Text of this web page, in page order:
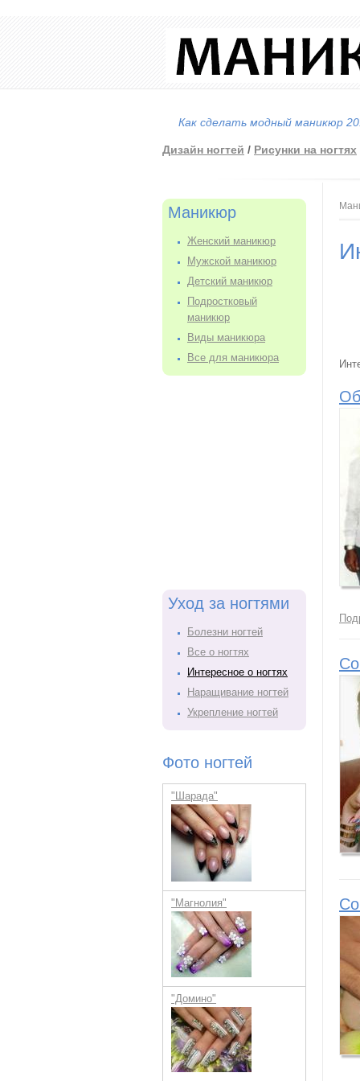
Как сделать модный маникюр
Дизайн ногтей / Рисунки на ногтях
Маникюр
Женский маникюр
Мужской маникюр
Детский маникюр
Подростковый
маникюр
Виды маникюра
Все для маникюра
Уход за ногтями
Болезни ногтей
Все о ногтях
Интересное о ногтях
Наращивание ногтей
Укрепление ногтей
Фото ногтей
"Шарада"
"Магнолия"
"Домино"